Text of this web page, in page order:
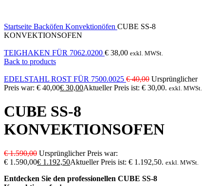
Startseite Backöfen Konvektionöfen CUBE SS-8
KONVEKTIONSOFEN
TEIGHAKEN FÜR 7062.0200 € 38,00 exkl. MWSt.
Back to products
EDELSTAHL ROST FÜR 7500.0025 €40,00 Ursprünglicher
Preis war: € 40,00€ 30,00Aktueller Preis ist: € 30,00. exkl. MWSt.
CUBE SS-8
KONVEKTIONSOFEN
€1.590,00 Ursprünglicher Preis war:
€ 1.590,00€ 1.192,50Aktueller Preis ist: € 1.192,50. exkl. MWSt.
Entdecken Sie den professionellen CUBE SS-8